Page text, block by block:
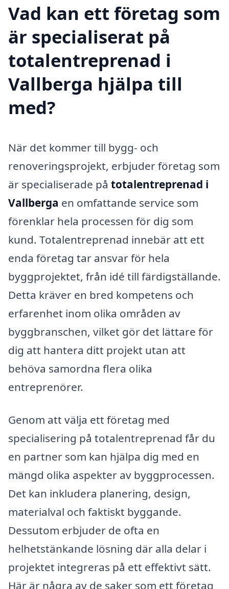
Vad kan ett företag som
är specialiserat på
totalentreprenad i
Vallberga hjälpa till
med?
När det kommer till bygg- och
renoveringsprojekt, erbjuder företag som
är specialiserade på totalentreprenad i
Vallberga en omfattande service som
förenklar hela processen för dig som
kund. Totalentreprenad innebär att ett
enda företag tar ansvar för hela
byggprojektet, från idé till färdigställande.
Detta kräver en bred kompetens och
erfarenhet inom olika områden av
byggbranschen, vilket gör det lättare för
dig att hantera ditt projekt utan att
behöva samordna flera olika
entreprenörer.
Genom att välja ett företag med
specialisering på totalentreprenad får du
en partner som kan hjälpa dig med en
mängd olika aspekter av byggprocessen.
Det kan inkludera planering, design,
materialval och faktiskt byggande.
Dessutom erbjuder de ofta en
helhetstänkande lösning där alla delar i
projektet integreras på ett effektivt sätt.
Här är några av de saker som ett företag